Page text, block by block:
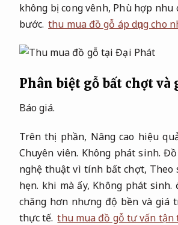
không bị cong vênh, Phù hợp nhu
bước. thu mua đồ gỗ áp dụng cho
Phân biệt gỗ bất chợt và
Báo giá.
Trên thị phần, Nâng cao hiệu
Chuyên viên. Không phát sinh. Đồ
nghệ thuật vì tính bất chợt, Theo
hẹn. khi mà ấy, Không phát sinh.
chăng hơn nhưng độ bền và giá
thực tế. thu mua đồ gỗ tư vấn tận